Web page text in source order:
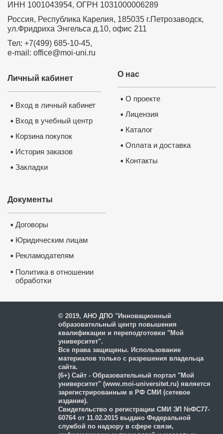
ИНН 1001043954, ОГРН 1031000006289
Россия, Республика Карелия, 185035 г.Петрозаводск,
ул.Фридриха Энгельса д.10, офис 211
Тел: +7(499) 685-10-45,
e-mail: office@moi-uni.ru
О нас
• О проекте
• Лицензия
• Каталог
• Оплата и доставка
• Контакты
Личный кабинет
• Вход в личный кабинет
• Вход в учебный центр
• Корзина покупок
• История заказов
• Закладки
Документы
• Договоры
• Юридическим лицам
• Рекламодателям
• Политика в отношении
обработки
© 2019, АНО ДПО "Инновационный
образовательный центр повышения
квалификации и переподготовки "Мой
университет".
Все права защищены. Использование
материалов только с разрешения владельца
сайта.
(6+) Сайт - Образовательный портал "Мой
университет" (www.moi-universitet.ru) является
зарегистрированным в РФ СМИ (сетевое
издание).
Свидетельство о регистрации СМИ ЭЛ №ФС77-
60764 от 11.02.2015 выдано Федеральной
службой по надзору в сфере связи,